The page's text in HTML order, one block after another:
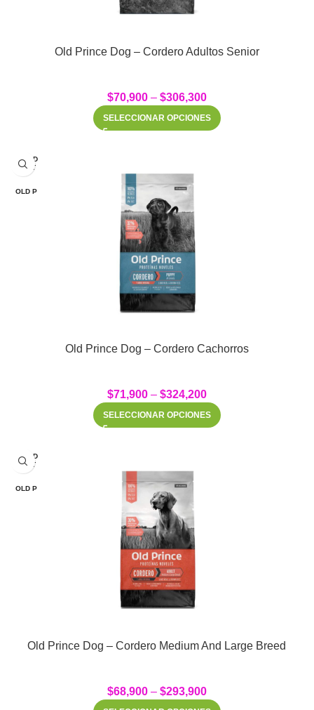
Old Prince Dog – Cordero Adultos Senior
$70,900 – $306,300
SELECCIONAR OPCIONES
SOLD
OUT
OLD P
Old Prince Dog – Cordero Cachorros
$71,900 – $324,200
SELECCIONAR OPCIONES
SOLD
OUT
OLD P
Old Prince Dog – Cordero Medium And Large Breed
$68,900 – $293,900